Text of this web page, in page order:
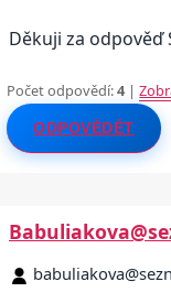
Děkuji za odpověď
Počet odpovědí:4 |
ODPOVĚDĚT